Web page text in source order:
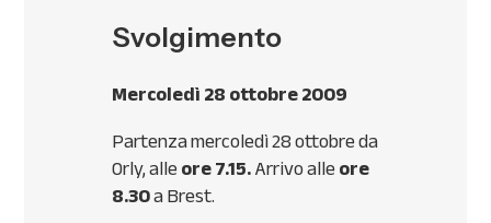
Svolgimento
Mercoledì 28 ottobre 2009
Partenza mercoledì 28 ottobre da
Orly, alleore 7.15.Arrivo alleore
8.30a Brest.